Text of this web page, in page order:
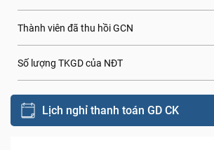
Thành viên đã thu hồi GCN
Số lượng TKGD của NĐT
Lịch nghỉ thanh toán GD CK